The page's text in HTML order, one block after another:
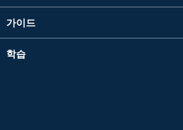
가이드
학습